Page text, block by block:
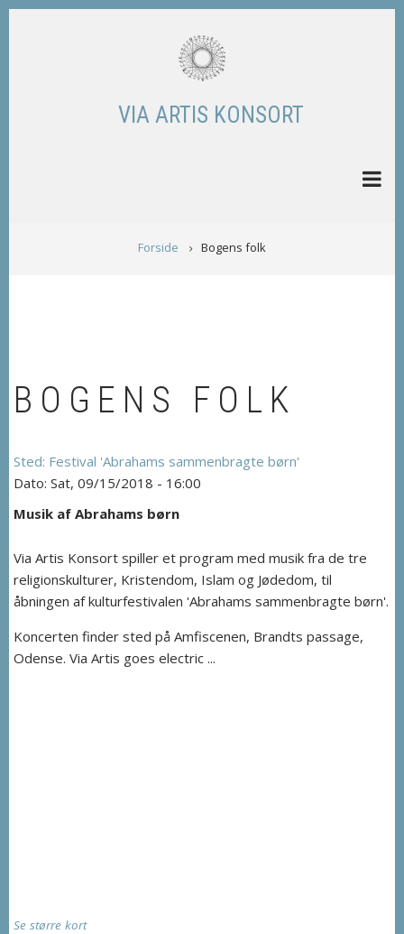
Skip
VIA ARTIS KONSORT
BREADCRUMB
Forside Bogens folk
BOGENS FOLK
Festival 'Abrahams sammenbragte børn'
Sat, 09/15/2018 - 16:00
Musik af Abrahams børn
Via Artis Konsort spiller et program med musik fra de tre
religionskulturer, Kristendom, Islam og Jødedom, til
åbningen af kulturfestivalen 'Abrahams sammenbragte børn'.
Koncerten finder sted på Amfiscenen, Brandts passage,
Odense. Via Artis goes electric ...
Se større kort